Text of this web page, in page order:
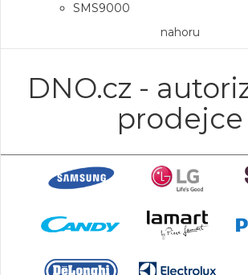
SMS9000
nahoru
DNO.cz -
prodejce